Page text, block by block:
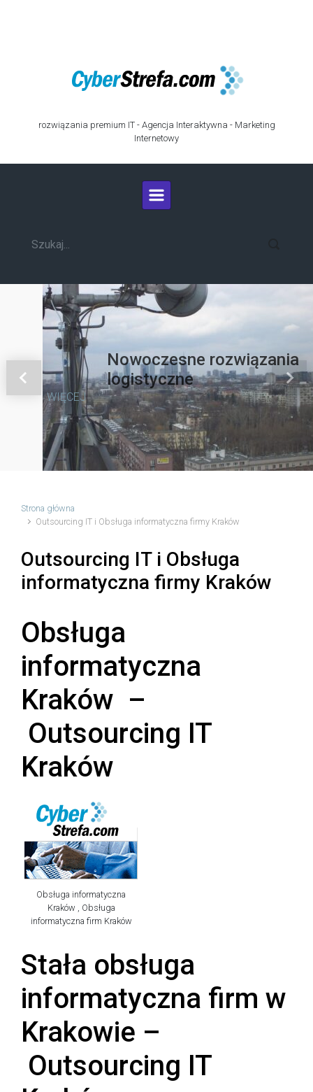
rozwiązania premium IT - Agencja Interaktywna - Marketing
Internetowy
Nowoczesne rozwiązania
logistyczne
WIĘCEJ
Previous Next
Strona główna
Outsourcing IT i Obsługa informatyczna firmy Kraków
Outsourcing IT i Obsługa
informatyczna firmy Kraków
Obsługa
informatyczna
Kraków –
Outsourcing IT
Kraków
Obsługa informatyczna
Kraków , Obsługa
informatyczna firm Kraków
Stała obsługa
informatyczna firm w
Krakowie –
Outsourcing IT